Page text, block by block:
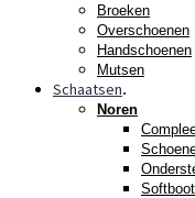
Broeken
Overschoenen
Handschoenen
Mutsen
Schaatsen.
Noren